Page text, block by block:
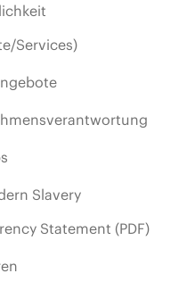
Services)
Slavery
Statement (PDF)